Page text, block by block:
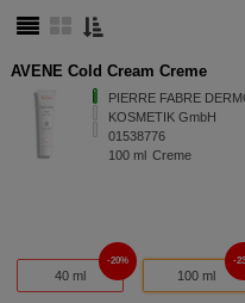
AVENE Cold Cream Creme
PIERRE FABRE
KOSMETIK GmbH
01538776
100 ml Creme
40 ml
20%
100 ml